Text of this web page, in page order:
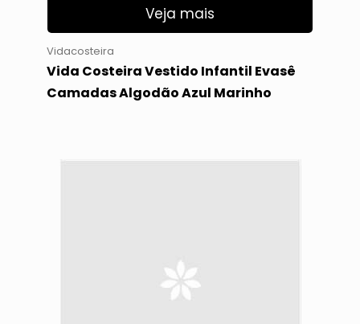
Veja mais
Vidacosteira
Vida Costeira Vestido Infantil Evasê
Camadas Algodão Azul Marinho